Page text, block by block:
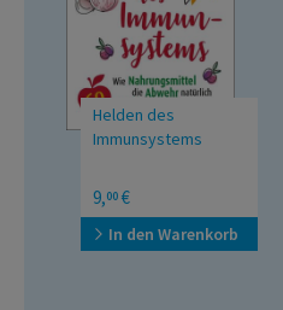
Helden des
Immunsystems
Wie Nahrungsmittel die
Abwehr natürlich
stärken
9,00 €
In den Warenkorb